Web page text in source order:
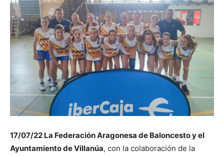
17/07/22 La Federación Aragonesa de Baloncesto y el
Ayuntamiento de Villanúa, con la colaboración de la